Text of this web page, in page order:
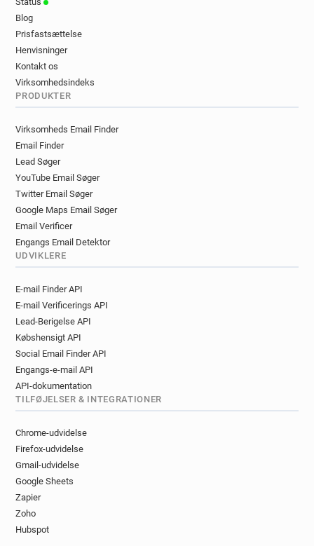
Blog
Prisfastsættelse
Henvisninger
Kontakt os
Virksomhedsindeks
PRODUKTER
Virksomheds Email Finder
Email Finder
Lead Søger
YouTube Email Søger
Twitter Email Søger
Google Maps Email Søger
Email Verificer
Engangs Email Detektor
UDVIKLERE
E-mail Finder API
E-mail Verificerings API
Lead-Berigelse API
Købshensigt API
Social Email Finder API
Engangs-e-mail API
API-dokumentation
TILFØJELSER & INTEGRATIONER
Chrome-udvidelse
Firefox-udvidelse
Gmail-udvidelse
Google Sheets
Zapier
Zoho
Hubspot